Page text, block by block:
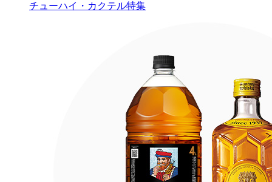
チューハイ・カクテル特集